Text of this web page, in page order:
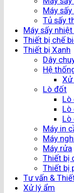
Máy
Tủ sấy
Máy sấy
Thiết bị chế
Thiết bị Xanh
Dây
Hệ
Xử
Lò đốt
Lò
Lò
Lò
Máy in
Máy
Máy rửa
Thiết bị
Thiết bị
Tư vấn &
Xử lý ẩm